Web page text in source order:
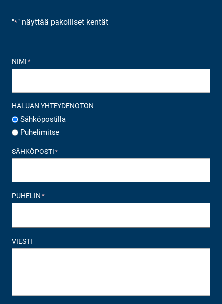
"*" näyttää pakolliset kentät
NIMI *
HALUAN YHTEYDENOTON
Sähköpostilla
Puhelimitse
SÄHKÖPOSTI *
PUHELIN *
VIESTI